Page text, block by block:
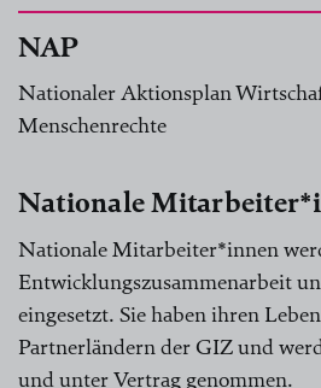
NAP
Nationaler Aktionsplan
Menschenrechte
Nationale
Nationale Mitarbeiter*innen
Entwicklungszusammenarbeit
eingesetzt. Sie haben ihren
Partnerländern der GIZ und
und unter Vertrag genommen.